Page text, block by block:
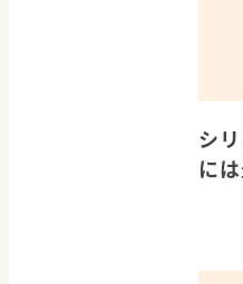
シ
には